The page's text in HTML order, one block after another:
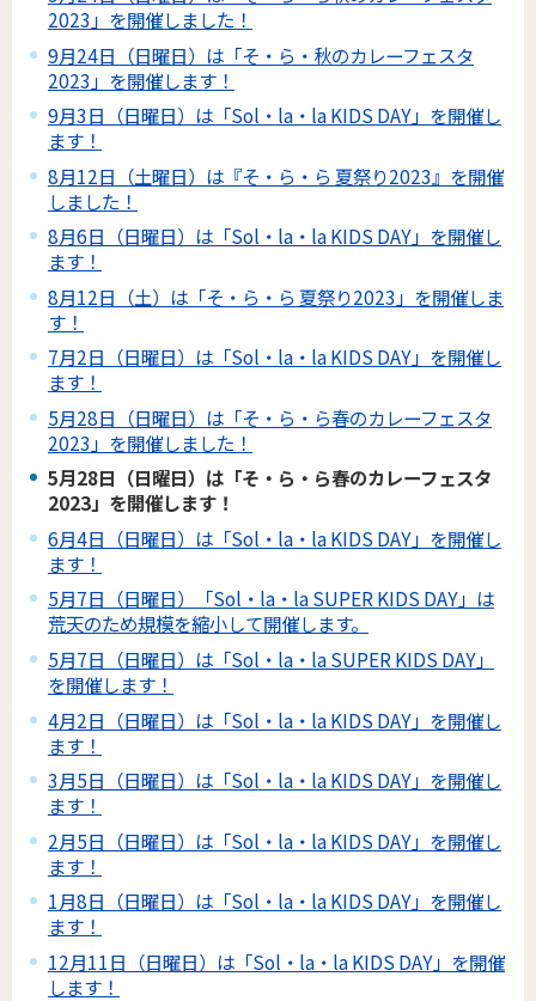
2023」を開催しました！
9月24日（日曜日）は「そ・ら・秋のカレーフェスタ
2023」を開催します！
9月3日（日曜日）は「Sol・la・la KIDS DAY」を開催し
ます！
8月12日（土曜日）は『そ・ら・ら 夏祭り2023』を開催
しました！
8月6日（日曜日）は「Sol・la・la KIDS DAY」を開催し
ます！
8月12日（土）は「そ・ら・ら 夏祭り2023」を開催しま
す！
7月2日（日曜日）は「Sol・la・la KIDS DAY」を開催し
ます！
5月28日（日曜日）は「そ・ら・ら春のカレーフェスタ
2023」を開催しました！
5月28日（日曜日）は「そ・ら・ら春のカレーフェスタ
2023」を開催します！
6月4日（日曜日）は「Sol・la・la KIDS DAY」を開催し
ます！
5月7日（日曜日）「Sol・la・la SUPER KIDS DAY」は
荒天のため規模を縮小して開催します。
5月7日（日曜日）は「Sol・la・la SUPER KIDS DAY」
を開催します！
4月2日（日曜日）は「Sol・la・la KIDS DAY」を開催し
ます！
3月5日（日曜日）は「Sol・la・la KIDS DAY」を開催し
ます！
2月5日（日曜日）は「Sol・la・la KIDS DAY」を開催し
ます！
1月8日（日曜日）は「Sol・la・la KIDS DAY」を開催し
ます！
12月11日（日曜日）は「Sol・la・la KIDS DAY」を開催
します！